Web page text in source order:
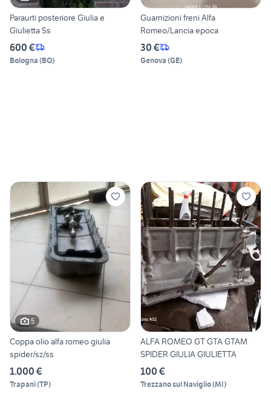
Paraurti posteriore Giulia e
Giulietta Ss
600 €
Bologna (BO)
Guarnizioni freni Alfa
Romeo/Lancia epoca
30 €
Genova (GE)
5
Coppa olio alfa romeo giulia
spider/sz/ss
1.000 €
Trapani(TP)
ALFA ROMEO GT GTA GTAM
SPIDER GIULIA GIULIETTA
100 €
Trezzano sul Naviglio(MI)